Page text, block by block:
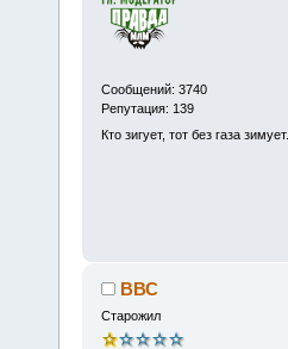
Сообщений: 3740
Репутация: 139
Кто зигует, тот без газа зимует.
ВВС
Старожил